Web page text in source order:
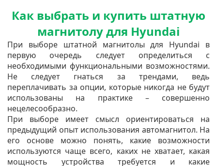
Как выбрать и купить штатную
магнитолу для Hyundai
При выборе штатной магнитолы для Hyundai в
первую очередь следует определиться с
необходимыми функциональными возможностями.
Не следует гнаться за трендами, ведь
переплачивать за опции, которые никогда не будут
использованы на практике – совершенно
нецелесообразно.
При выборе имеет смысл ориентироваться на
предыдущий опыт использования автомагнитол. На
его основе можно понять, какие возможности
используются чаще всего, каких не хватает, какая
мощность устройства требуется и какие